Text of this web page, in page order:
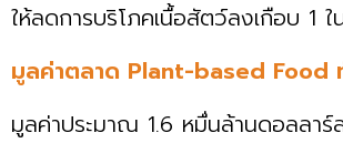
ให้ลดการบริโภคเนื้อสัตว์ลงเกือบ 1 ใ
มูลค่าตลาด Plant-based Food
มูลค่าประมาณ 1.6 หมื่นล้านดอลลาร์